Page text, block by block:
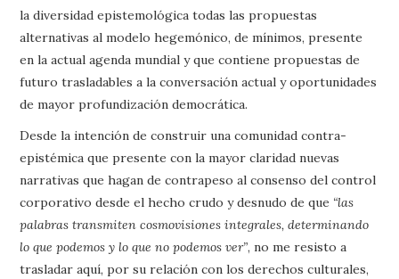
la diversidad epistemológica todas las propuestas
alternativas al modelo hegemónico, de mínimos, presente
en la actual agenda mundial y que contiene propuestas de
futuro trasladables a la conversación actual y oportunidades
de mayor profundización democrática.
Desde la intención de construir una comunidad contra-
epistémica que presente con la mayor claridad nuevas
narrativas que hagan de contrapeso al consenso del control
corporativo desde el hecho crudo y desnudo de que “las
palabras transmiten cosmovisiones integrales, determinando
lo que podemos y lo que no podemos ver”, no me resisto a
trasladar aquí, por su relación con los derechos culturales,